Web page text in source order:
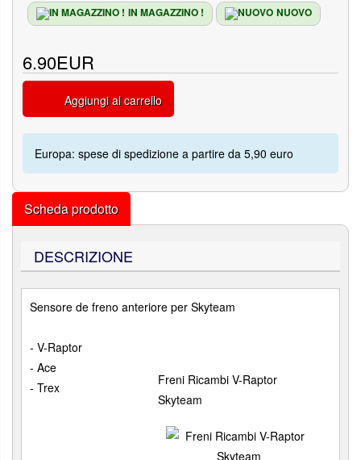
IN MAGAZZINO ! NUOVO
6.90EUR
Aggiungi al carrello
Europa: spese di spedizione a partire da 5,90 euro
Scheda prodotto
DESCRIZIONE
Sensore de freno anteriore per Skyteam
- V-Raptor
- Ace
- Trex
Freni Ricambi V-Raptor
Skyteam